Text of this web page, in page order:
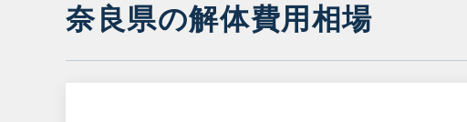
奈良県の解体費用相場